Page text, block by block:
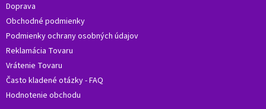
Doprava
Obchodné podmienky
Podmienky ochrany osobných údajov
Reklamácia Tovaru
Vrátenie Tovaru
Často kladené otázky - FAQ
Hodnotenie obchodu